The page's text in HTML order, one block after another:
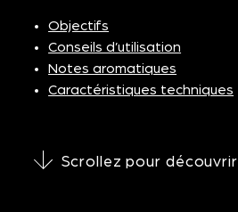
Objectifs
Conseils d’utilisation
Notes aromatiques
Caractéristiques techniques
Scrollez pour découvrir